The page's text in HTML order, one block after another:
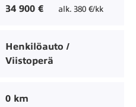
34 900 € alk. 380 €/kk
Henkilöauto /
Viistoperä
0 km